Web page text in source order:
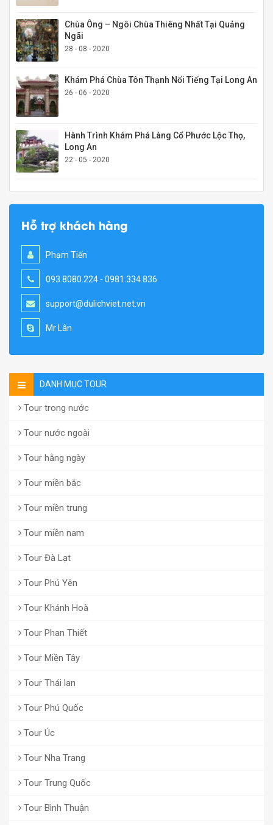
Chùa Ông – Ngôi Chùa Thiêng Nhất Tại Quảng
Ngãi
28 - 08 - 2020
Khám Phá Chùa Tôn Thạnh Nổi Tiếng Tại Long An
26 - 06 - 2020
Hành Trình Khám Phá Làng Cổ Phước Lộc Thọ,
Long An
22 - 05 - 2020
Hỗ trợ khách hàng
Phạm Tiến
093.8080.224 - 0981.334.836
support@dulichviet.net.vn
Mr Lân
DANH MỤC TOUR
Tour trong nước
Tour nước ngoài
Tour hằng ngày
Tour miền bắc
Tour miền trung
Tour miền nam
Tour Đà Lạt
Tour Phú Yên
Tour Khánh Hoà
Tour Phan Thiết
Tour Miền Tây
Tour Thái lan
Tour Phú Quốc
Tour Úc
Tour Nha Trang
Tour Trung Quốc
Tour Bình Thuận